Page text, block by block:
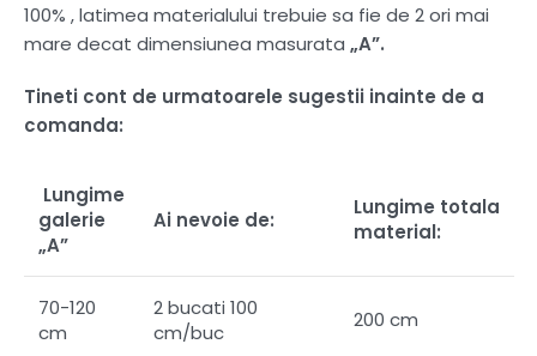
100% , latimea materialului trebuie sa fie de 2 ori mai
mare decat dimensiunea masurata „A”.
Tineti cont de urmatoarele sugestii inainte de a
comanda:
Lungime
galerie
„A”
Ai nevoie de:
Lungime totala
material:
70-120
cm
2 bucati 100
cm/buc
200 cm